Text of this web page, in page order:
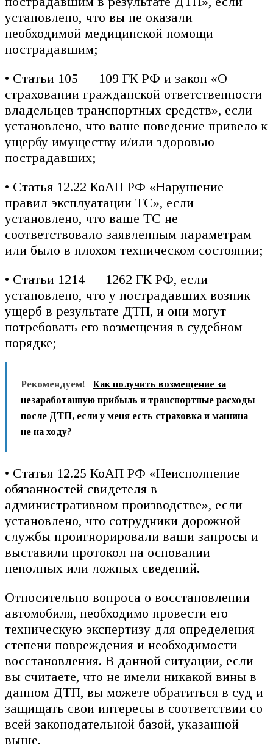
установлено, что вы не оказали
необходимой медицинской помощи
пострадавшим;
• Статьи 105 — 109 ГК РФ и закон «О
страховании гражданской ответственности
владельцев транспортных средств», если
установлено, что ваше поведение привело к
ущербу имуществу и/или здоровью
пострадавших;
• Статья 12.22 КоАП РФ «Нарушение
правил эксплуатации ТС», если
установлено, что ваше ТС не
соответствовало заявленным параметрам
или было в плохом техническом состоянии;
• Статьи 1214 — 1262 ГК РФ, если
установлено, что у пострадавших возник
ущерб в результате ДТП, и они могут
потребовать его возмещения в судебном
порядке;
Рекомендуем!
Как получить возмещение за
незаработанную прибыль и транспортные расходы
после ДТП, если у меня есть страховка и машина
не на ходу?
• Статья 12.25 КоАП РФ «Неисполнение
обязанностей свидетеля в
административном производстве», если
установлено, что сотрудники дорожной
службы проигнорировали ваши запросы и
выставили протокол на основании
неполных или ложных сведений.
Относительно вопроса о восстановлении
автомобиля, необходимо провести его
техническую экспертизу для определения
степени повреждения и необходимости
восстановления. В данной ситуации, если
вы считаете, что не имели никакой вины в
данном ДТП, вы можете обратиться в суд и
защищать свои интересы в соответствии со
всей законодательной базой, указанной
выше.